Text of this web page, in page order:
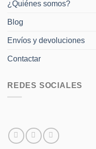
¿Quiénes somos?
Blog
Envíos y devoluciones
Contactar
REDES SOCIALES